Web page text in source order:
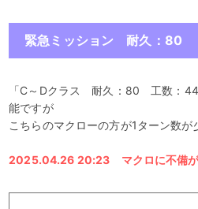
緊急ミッション 耐久：80
「C～Dクラス 耐久：80 工数：
能ですが
こちらのマクローの方が1ターン数が
2025.04.26 20:23 マクロに不備が